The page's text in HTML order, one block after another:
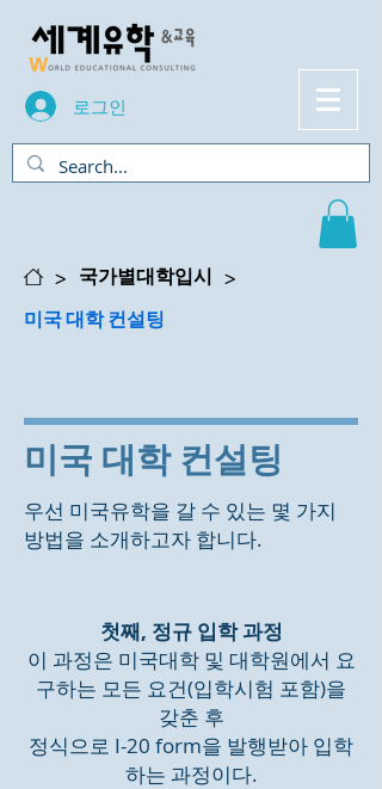
로그인
> 국가별대학입시 >
미국 대학 컨설팅
미국 대학 컨설팅
우선 미국유학을 갈 수 있는 몇 가지
방법을 소개하고자 합니다.
첫째, 정규 입학 과정
이 과정은 미국대학 및 대학원에서 요
구하는 모든 요건(입학시험 포함)을
갖춘 후
정식으로 I-20 form을 발행받아 입학
하는 과정이다.